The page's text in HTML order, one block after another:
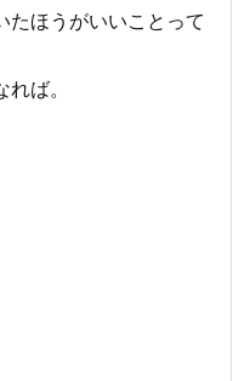
たほうがいいことって
ば。